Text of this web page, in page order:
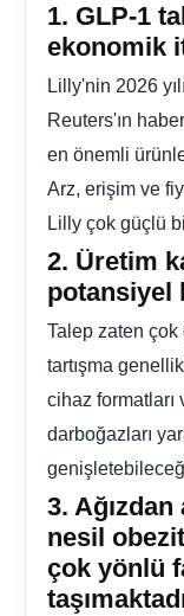
1. GLP-1
ekonomik
Lilly'nin 2026
Reuters'ın
en önemli
Arz, erişim ve
Lilly çok güçlü
2. Üretim
potansiyel
Talep zaten
tartışma
cihaz
darboğazları
3.
nesil
çok yönlü